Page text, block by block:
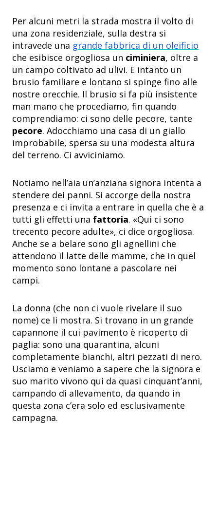
Per alcuni metri la strada mostra il volto di
una zona residenziale, sulla destra si
intravede una grande fabbrica di un oleificio
che esibisce orgogliosa un ciminiera, oltre a
un campo coltivato ad ulivi. E intanto un
brusio familiare e lontano si spinge fino alle
nostre orecchie. Il brusio si fa più insistente
man mano che procediamo, fin quando
comprendiamo: ci sono delle pecore, tante
pecore. Adocchiamo una casa di un giallo
improbabile, spersa su una modesta altura
del terreno. Ci avviciniamo.
Notiamo nell’aia un’anziana signora intenta a
stendere dei panni. Si accorge della nostra
presenza e ci invita a entrare in quella che è a
tutti gli effetti una fattoria. «Qui ci sono
trecento pecore adulte», ci dice orgogliosa.
Anche se a belare sono gli agnellini che
attendono il latte delle mamme, che in quel
momento sono lontane a pascolare nei
campi.
La donna (che non ci vuole rivelare il suo
nome) ce li mostra. Si trovano in un grande
capannone il cui pavimento è ricoperto di
paglia: sono una quarantina, alcuni
completamente bianchi, altri pezzati di nero.
Usciamo e veniamo a sapere che la signora e
suo marito vivono qui da quasi cinquant’anni,
campando di allevamento, da quando in
questa zona c’era solo ed esclusivamente
campagna.